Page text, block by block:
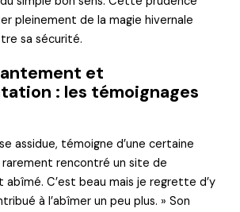
pleinement de la magie hivernale
sa sécurité.
et
: les témoignages
assidue, témoigne d’une certaine
rarement rencontré un site de
C’est beau mais je regrette d’y
à l’abîmer un peu plus. » Son